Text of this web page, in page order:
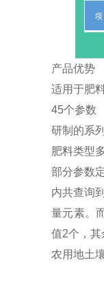
产品优势
适用于肥
45个参数
研制的系
肥料类型
部分参数
内共查询
量元素。
值2个，
农用地土